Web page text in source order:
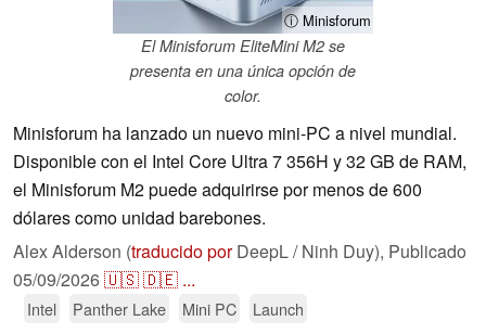
ⓘ Minisforum
El Minisforum EliteMini M2 se
presenta en una única opción de
color.
Minisforum ha lanzado un nuevo mini-PC a nivel mundial.
Disponible con el Intel Core Ultra 7 356H y 32 GB de RAM,
el Minisforum M2 puede adquirirse por menos de 600
dólares como unidad barebones.
Alex Alderson (traducido porDeepL / Ninh Duy), Publicado
05/09/2026🇺🇸🇩🇪 ...
Intel Panther Lake Mini PC Launch